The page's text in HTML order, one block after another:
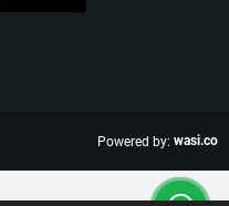
Powered by: wasi.co